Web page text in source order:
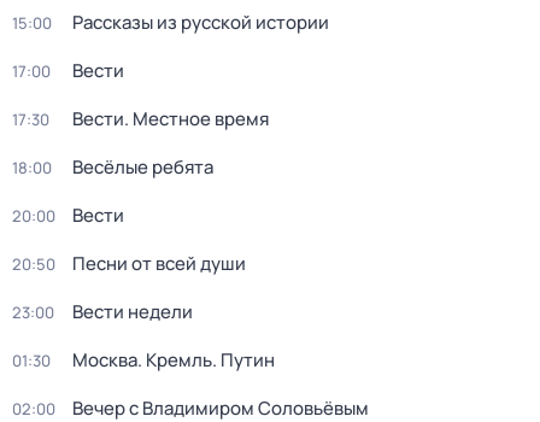
15:00 Рассказы из русской истории
17:00 Вести
17:30 Вести. Местное время
18:00 Весёлые ребята
20:00 Вести
20:50 Песни от всей души
23:00 Вести недели
01:30 Москва. Кремль. Путин
02:00 Вечер с Владимиром Соловьёвым